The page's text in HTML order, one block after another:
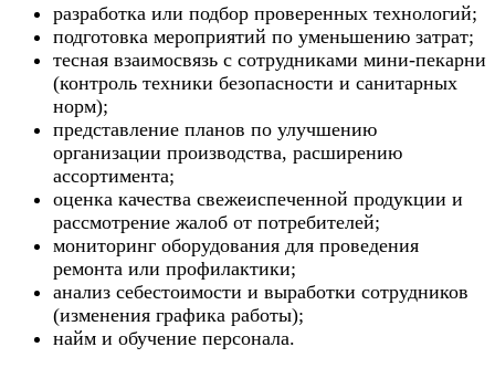
разработка или подбор проверенных технологий;
подготовка мероприятий по уменьшению затрат;
тесная взаимосвязь с сотрудниками мини-пекарни
(контроль техники безопасности и санитарных
норм);
представление планов по улучшению
организации производства, расширению
ассортимента;
оценка качества свежеиспеченной продукции и
рассмотрение жалоб от потребителей;
мониторинг оборудования для проведения
ремонта или профилактики;
анализ себестоимости и выработки сотрудников
(изменения графика работы);
найм и обучение персонала.